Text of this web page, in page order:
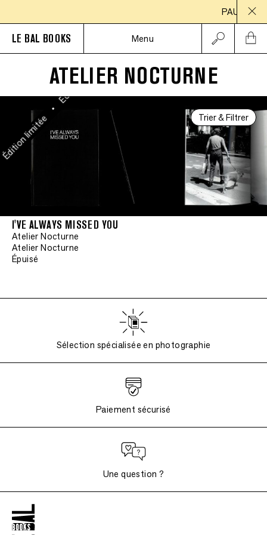
PAUSE
LE BAL BOOKS Menu
ATELIER NOCTURNE
Trier & Filtrer
limitée
•
Édition limitée
•
Édition limitée
I'VE ALWAYS MISSED YOU
Atelier Nocturne
Atelier Nocturne
Épuisé
Sélection spécialisée en photographie
Paiement sécurisé
Une question ?